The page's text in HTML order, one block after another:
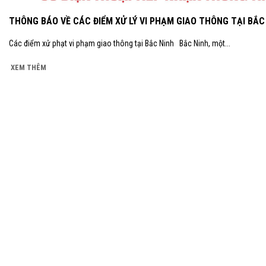
THÔNG BÁO VỀ CÁC ĐIỂM XỬ LÝ VI PHẠM GIAO THÔNG TẠI
Các điểm xử phạt vi phạm giao thông tại Bắc Ninh Bắc Ninh, một...
XEM THÊM